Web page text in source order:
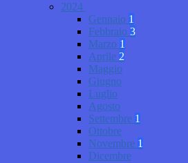
2024
Gennaio 1
Febbraio 3
Marzo 1
Aprile 2
Maggio
Giugno
Luglio
Agosto
Settembre 1
Ottobre
Novembre 1
Dicembre